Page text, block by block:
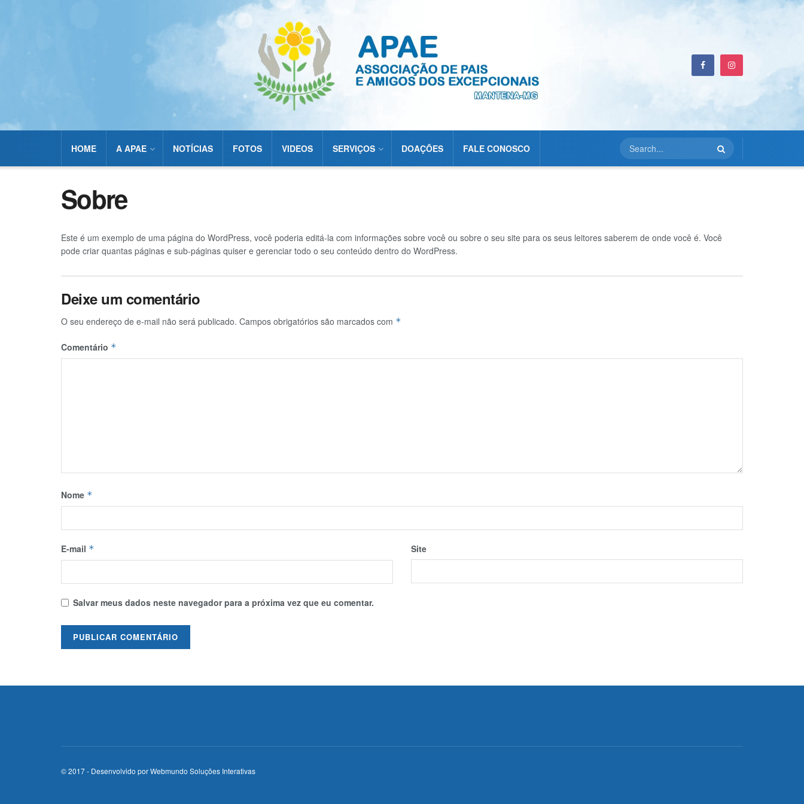
HOME A APAE NOTÍCIAS FOTOS VIDEOS SERVIÇOS DOAÇÕES FALE CONOSCO
Sobre
Este é um exemplo de uma página do WordPress, você poderia editá-la com informações sobre você ou sobre o seu site para os seus leitores saberem de onde você é. Você
pode criar quantas páginas e sub-páginas quiser e gerenciar todo o seu conteúdo dentro do WordPress.
Deixe um comentário
O seu endereço de e-mail não será publicado. Campos obrigatórios são marcados com *
Comentário *
Nome *
E-mail * Site
Salvar meus dados neste navegador para a próxima vez que eu comentar.
© 2017 - Desenvolvido porWebmundo Soluções Interativas